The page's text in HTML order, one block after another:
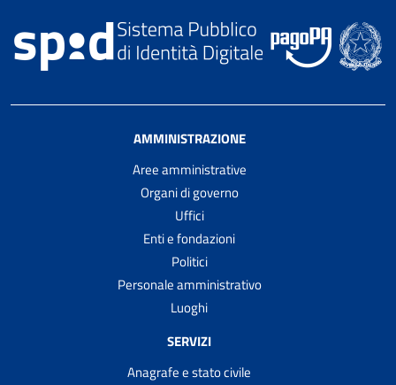
AMMINISTRAZIONE
Aree amministrative
Organi di governo
Uffici
Enti e fondazioni
Politici
Personale amministrativo
Luoghi
SERVIZI
Anagrafe e stato civile